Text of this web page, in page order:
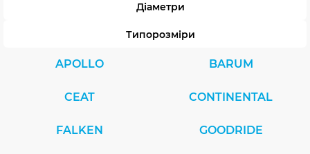
Діаметри
Типорозміри
APOLLO BARUM
CEAT CONTINENTAL
FALKEN GOODRIDE